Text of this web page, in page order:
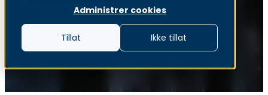
Administrer cookies
Tillat Ikke tillat
Sigbjørn Sørensen